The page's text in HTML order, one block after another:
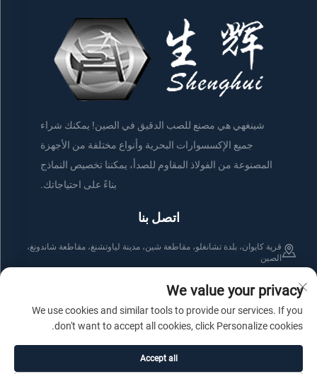
شينغهي هي مصنع للصب الدقيق في الصين! يمكنك شراء
جميع الإكسسوارات البحرية وأنواع مختلفة من الأجهزة
المصنوعة من الفولاذ المقاوم للصدأ، يمكننا تخصيص النماذج
بناءً على احتياجاتك.
اتصل بنا
قرية كايوان، بلدة تشانغلو، مقاطعة شين، مدينة لياوتشنغ، مقاطعة شاندونغ،
الصين
[email protected]
We value your privacy
We use cookies and similar tools to provide our services. If you
don't want to accept all cookies, click Personalize cookies.
Accept all